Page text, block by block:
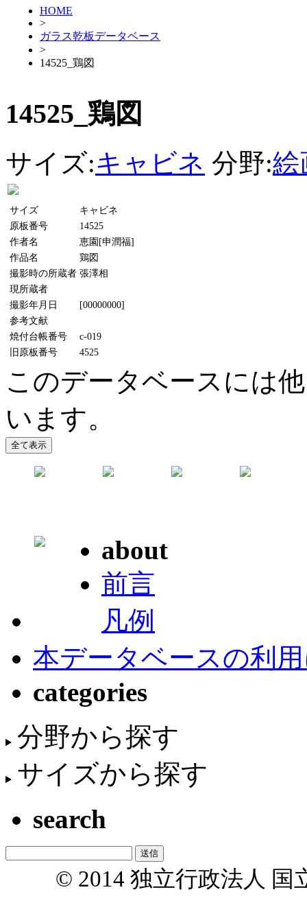
HOME
>
ガラス乾板データベース
>
14525_鶏図
14525_鶏図
サイズ:キャビネ 分野:絵
サイズ
キャビネ
原板番号
14525
作者名
恵園[申潤福]
作品名
鶏図
撮影時の所蔵者 張澤相
現所蔵者
撮影年月日
[00000000]
参考文献
焼付台帳番号
c-019
旧原板番号
4525
このデータベースには
います。
about
前言
凡例
本データベースの利
categories
分野から探す
サイズから探す
search
© 2014 独立行政法人 国